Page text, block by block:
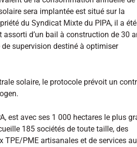
sera implantée est situé sur la
du Syndicat Mixte du PIPA, il a été
d’un bail à construction de 30
supervision destiné à optimiser
solaire, le protocole prévoit un
est avec ses 1 000 hectares le plus
185 sociétés de toute taille, des
PME artisanales et de services